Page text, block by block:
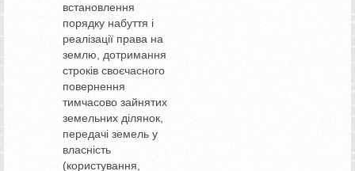
встановлення
порядку набуття і
реалізації права на
землю, дотримання
строків своєчасного
повернення
тимчасово зайнятих
земельних ділянок,
передачі земель у
власність
(користування,